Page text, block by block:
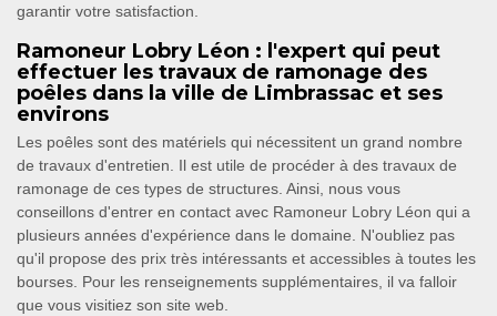
garantir votre satisfaction.
Ramoneur Lobry Léon : l'expert qui peut
effectuer les travaux de ramonage des
poêles dans la ville de Limbrassac et ses
environs
Les poêles sont des matériels qui nécessitent un grand nombre
de travaux d'entretien. Il est utile de procéder à des travaux de
ramonage de ces types de structures. Ainsi, nous vous
conseillons d'entrer en contact avec Ramoneur Lobry Léon qui a
plusieurs années d'expérience dans le domaine. N'oubliez pas
qu'il propose des prix très intéressants et accessibles à toutes les
bourses. Pour les renseignements supplémentaires, il va falloir
que vous visitiez son site web.